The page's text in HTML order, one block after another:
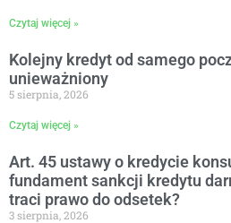
Czytaj więcej »
Kolejny kredyt od samego
unieważniony
5 sierpnia, 2026
Czytaj więcej »
Art. 45 ustawy o kredycie
fundament sankcji kredytu
traci prawo do odsetek?
3 sierpnia, 2026